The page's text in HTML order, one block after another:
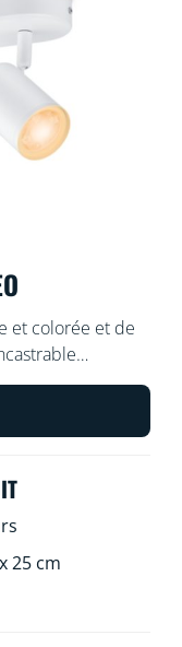
et colorée et de
votre système Wi-
WiZ ou
25 cm